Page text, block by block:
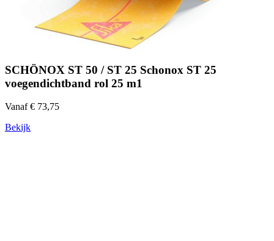
SCHÖNOX ST 50 / ST 25 Schonox ST 25
voegendichtband rol 25 m1
Vanaf € 73,75
Bekijk